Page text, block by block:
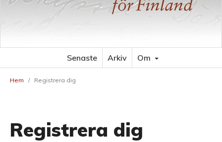
Senaste Arkiv Om
Hem / Registrera dig
Registrera dig